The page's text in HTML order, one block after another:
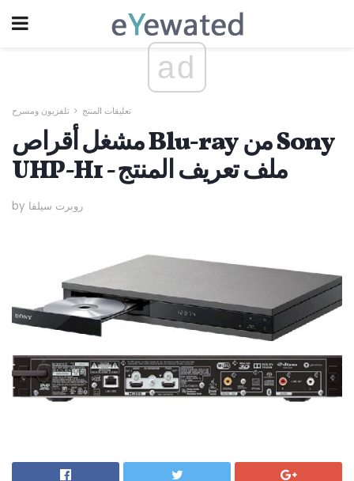
ad
تعليقات المنتج تلفزيون ومسرح
مشغل أقراص Blu-ray من Sony
UHP-H1 - ملف تعريف المنتج
by روبرت سيلفا